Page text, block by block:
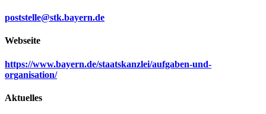
poststelle@stk.bayern.de
Webseite
https://www.bayern.de/staatskanzlei/aufgaben-und-
organisation/
Aktuelles